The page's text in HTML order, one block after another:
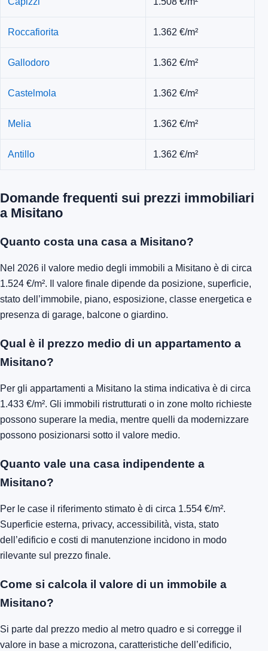
Roccafiorita 1.362 €/m²
Gallodoro 1.362 €/m²
Castelmola 1.362 €/m²
Melia 1.362 €/m²
Antillo 1.362 €/m²
Domande frequenti sui prezzi immobiliari
a Misitano
Quanto costa una casa a Misitano?
Nel 2026 il valore medio degli immobili a Misitano è di circa
1.524 €/m². Il valore finale dipende da posizione, superficie,
stato dell’immobile, piano, esposizione, classe energetica e
presenza di garage, balcone o giardino.
Qual è il prezzo medio di un appartamento a
Misitano?
Per gli appartamenti a Misitano la stima indicativa è di circa
1.433 €/m². Gli immobili ristrutturati o in zone molto richieste
possono superare la media, mentre quelli da modernizzare
possono posizionarsi sotto il valore medio.
Quanto vale una casa indipendente a
Misitano?
Per le case il riferimento stimato è di circa 1.554 €/m².
Superficie esterna, privacy, accessibilità, vista, stato
dell’edificio e costi di manutenzione incidono in modo
rilevante sul prezzo finale.
Come si calcola il valore di un immobile a
Misitano?
Si parte dal prezzo medio al metro quadro e si corregge il
valore in base a microzona, caratteristiche dell’edificio,